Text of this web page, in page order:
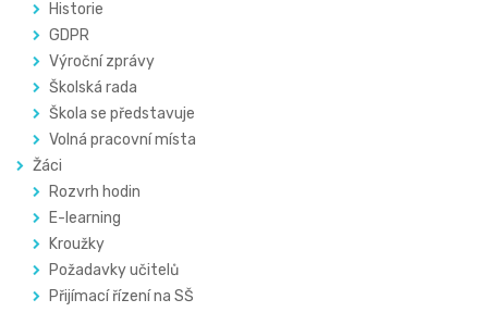
Historie
GDPR
Výroční zprávy
Školská rada
Škola se představuje
Volná pracovní místa
Žáci
Rozvrh hodin
E-learning
Kroužky
Požadavky učitelů
Přijímací řízení na SŠ